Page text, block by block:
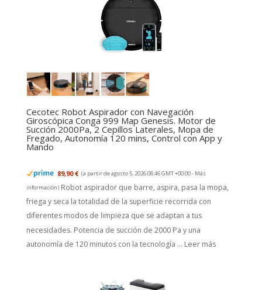
Cecotec Robot Aspirador con Navegación
Giroscópica Conga 999 Map Genesis. Motor de
Succión 2000Pa, 2 Cepillos Laterales, Mopa de
Fregado, Autonomía 120 mins, Control con App y
Mando
89,90 € (a partir de agosto 5, 2026 08:46 GMT +00:00 - Más
información) Robot aspirador que barre, aspira, pasa la mopa,
friega y seca la totalidad de la superficie recorrida con
diferentes modos de limpieza que se adaptan a tus
necesidades. Potencia de succión de 2000 Pa y una
autonomía de 120 minutos con la tecnología ... Leer más